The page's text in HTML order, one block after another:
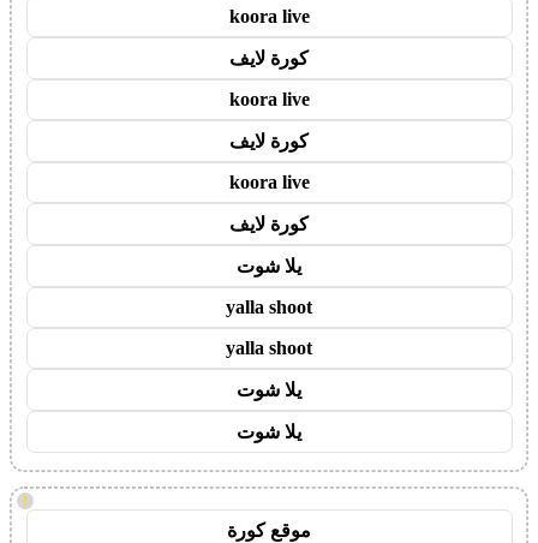
koora live
كورة لايف
koora live
كورة لايف
koora live
كورة لايف
يلا شوت
yalla shoot
yalla shoot
يلا شوت
يلا شوت
!
موقع كورة